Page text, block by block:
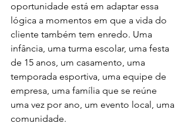
oportunidade está em adaptar essa
lógica a momentos em que a vida do
cliente também tem enredo. Uma
infância, uma turma escolar, uma festa
de 15 anos, um casamento, uma
temporada esportiva, uma equipe de
empresa, uma família que se reúne
uma vez por ano, um evento local, uma
comunidade.